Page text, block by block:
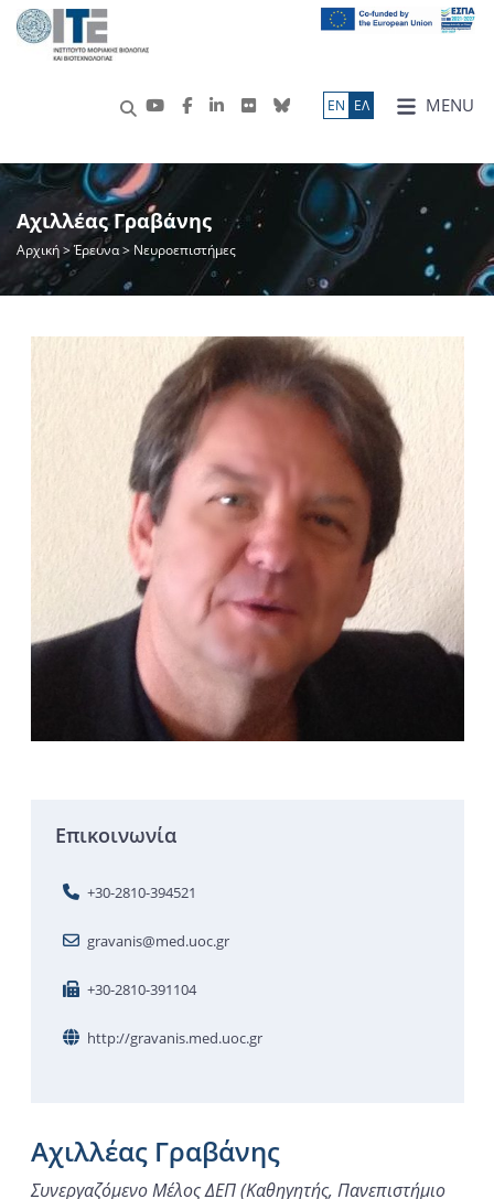
MENU
ΕN ΕΛ
Αχιλλέας Γραβάνης
Αρχική>Έρευνα> Νευροεπιστήμες
Επικοινωνία
+30-2810-394521
gravanis@med.uoc.gr
+30-2810-391104
http://gravanis.med.uoc.gr
Αχιλλέας Γραβάνης
Συνεργαζόμενο Μέλος ΔΕΠ (Καθηγητής, Πανεπιστήμιο